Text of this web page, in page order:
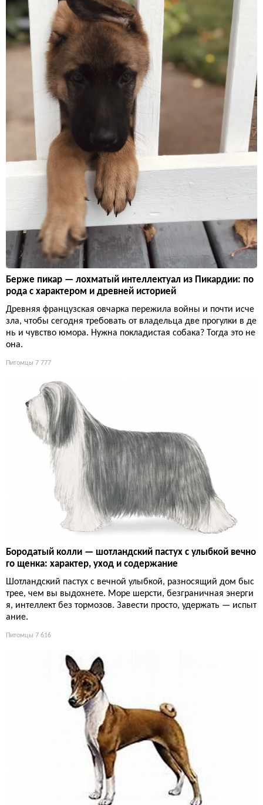
Берже пикар — лохматый интеллектуал из Пикардии: по
рода с характером и древней историей
Древняя французская овчарка пережила войны и почти исче
зла, чтобы сегодня требовать от владельца две прогулки в де
нь и чувство юмора. Нужна покладистая собака? Тогда это не
она.
Питомцы 7 777
Бородатый колли — шотландский пастух с улыбкой вечно
го щенка: характер, уход и содержание
Шотландский пастух с вечной улыбкой, разносящий дом быс
трее, чем вы выдохнете. Море шерсти, безграничная энерги
я, интеллект без тормозов. Завести просто, удержать — испыт
ание.
Питомцы 7 616